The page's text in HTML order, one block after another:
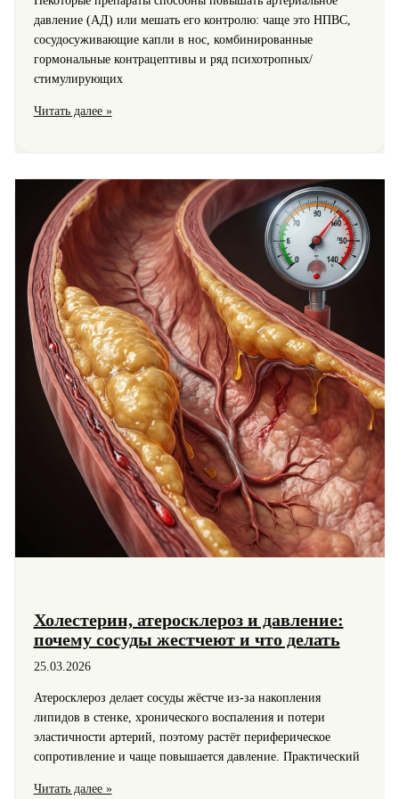
давление (АД) или мешать его контролю: чаще это НПВС,
сосудосуживающие капли в нос, комбинированные
гормональные контрацептивы и ряд психотропных/
стимулирующих
Лекарства,
влияние
НПВС,
капель
в
нос
и
контрацептивов
Читать далее »
Холестерин, атеросклероз и давление:
почему сосуды жестчеют и что делать
25.03.2026
Атеросклероз делает сосуды жёстче из‑за накопления
липидов в стенке, хронического воспаления и потери
эластичности артерий, поэтому растёт периферическое
сопротивление и чаще повышается давление. Практический
Холестерин,
Читать далее »